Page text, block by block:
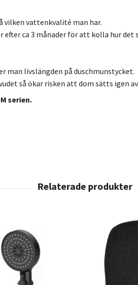
vilken vattenkvalité man har.
ca 3 månader för att kolla hur det
livslängden på duschmunstycket.
så ökar risken att dom sätts
serien.